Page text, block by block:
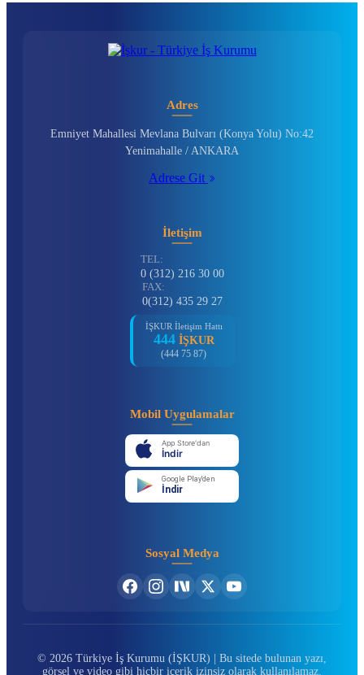
Adres
Emniyet Mahallesi Mevlana Bulvarı (Konya Yolu) No:42
Yenimahalle / ANKARA
Adrese Git
İletişim
TEL:
0 (312) 216 30 00
FAX:
0(312) 435 29 27
İŞKUR İletişim Hattı
444 İŞKUR
(444 75 87)
Mobil Uygulamalar
App Store'dan
İndir
Google Play'den
İndir
Sosyal Medya
© 2026 Türkiye İş Kurumu (İŞKUR) | Bu sitede bulunan yazı,
görsel ve video gibi hiçbir içerik izinsiz olarak kullanılamaz.